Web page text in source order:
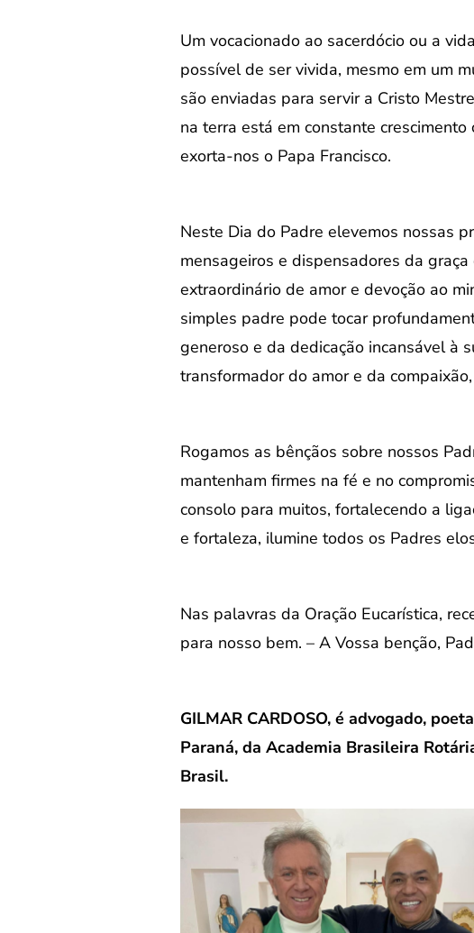
Um vocacionado ao sacerdócio ou a
possível de ser vivida, mesmo em um
são enviadas para servir a Cristo
na terra está em constante
exorta-nos o Papa Francisco.
Neste Dia do Padre elevemos nossas
mensageiros e dispensadores da
extraordinário de amor e devoção ao
simples padre pode tocar
generoso e da dedicação incansável à
transformador do amor e da
Rogamos as bênçãos sobre nossos
mantenham firmes na fé e no
consolo para muitos, fortalecendo a
e fortaleza, ilumine todos os Padres
Nas palavras da Oração Eucarística,
para nosso bem. – A Vossa benção,
GILMAR CARDOSO, é advogado,
Paraná, da Academia Brasileira
Brasil.